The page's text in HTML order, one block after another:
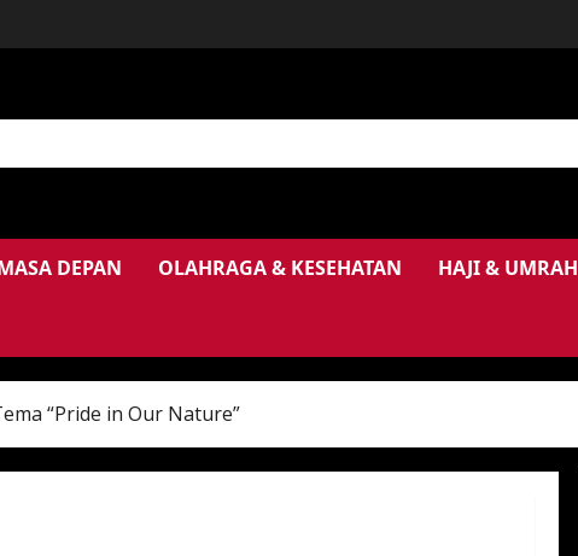
DEPAN OLAHRAGA & KESEHATAN HAJI & UMRAH
“Pride in Our Nature”